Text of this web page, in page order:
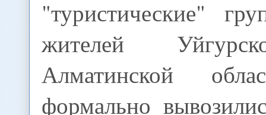
"туристические"
жителей
Алматинской
формально